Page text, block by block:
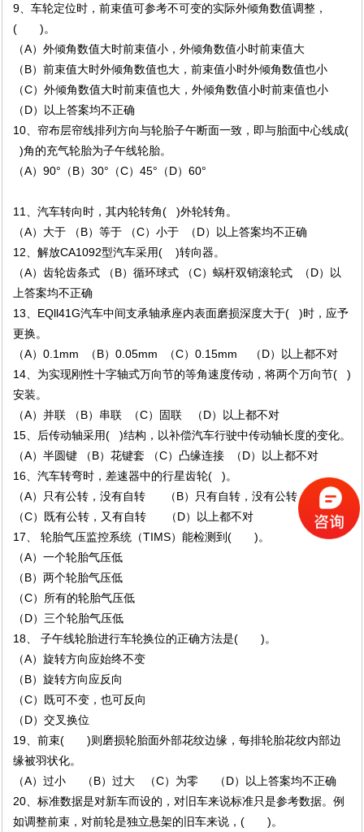
9、车轮定位时，前束值可参考不可变的实际外倾角数值调整，
( )。
（A）外倾角数值大时前束值小，外倾角数值小时前束值大
（B）前束值大时外倾角数值也大，前束值小时外倾角数值也小
（C）外倾角数值大时前束值也大，外倾角数值小时前束值也小
（D）以上答案均不正确
10、帘布层帘线排列方向与轮胎子午断面一致，即与胎面中心线成(
)角的充气轮胎为子午线轮胎。
（A）90°（B）30°（C）45°（D）60°
11、汽车转向时，其内轮转角( )外轮转角。
（A）大于 （B）等于 （C）小于 （D）以上答案均不正确
12、解放CA1092型汽车采用( )转向器。
（A）齿轮齿条式 （B）循环球式 （C）蜗杆双销滚轮式 （D）以
上答案均不正确
13、EQll41G汽车中间支承轴承座内表面磨损深度大于( )时，应予
更换。
（A）0.1mm （B）0.05mm （C）0.15mm （D）以上都不对
14、为实现刚性十字轴式万向节的等角速度传动，将两个万向节( )
安装。
（A）并联 （B）串联 （C）固联 （D）以上都不对
15、后传动轴采用( )结构，以补偿汽车行驶中传动轴长度的变化。
（A）半圆键 （B）花键套 （C）凸缘连接 （D）以上都不对
16、汽车转弯时，差速器中的行星齿轮( )。
（A）只有公转，没有自转 （B）只有自转，没有公转
（C）既有公转，又有自转 （D）以上都不对
17、 轮胎气压监控系统（TIMS）能检测到( )。
（A）一个轮胎气压低
（B）两个轮胎气压低
（C）所有的轮胎气压低
（D）三个轮胎气压低
18、 子午线轮胎进行车轮换位的正确方法是( )。
（A）旋转方向应始终不变
（B）旋转方向应反向
（C）既可不变，也可反向
（D）交叉换位
19、前束( )则磨损轮胎面外部花纹边缘，每排轮胎花纹内部边
缘被羽状化。
（A）过小 （B）过大 （C）为零 （D）以上答案均不正确
20、标准数据是对新车而设的，对旧车来说标准只是参考数据。例
如调整前束，对前轮是独立悬架的旧车来说，( )。